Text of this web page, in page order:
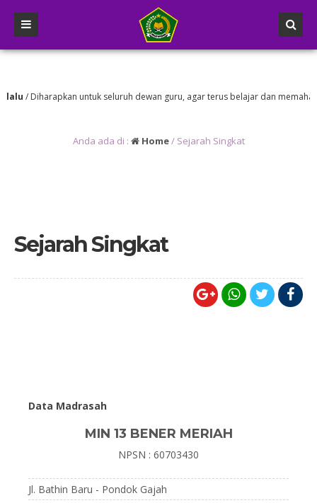
/ Diharapkan untuk seluruh dewan guru, agar terus belajar dan memahami
Anda ada di : Home/ Sejarah Singkat
Sejarah Singkat
Data Madrasah
MIN 13 BENER MERIAH
NPSN : 60703430
Jl. Bathin Baru - Pondok Gajah